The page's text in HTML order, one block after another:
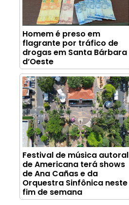
Homem é preso em
flagrante por tráfico de
drogas em Santa Bárbara
d’Oeste
Festival de música autoral
de Americana terá shows
de Ana Cañas e da
Orquestra Sinfônica neste
fim de semana